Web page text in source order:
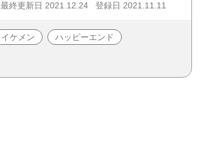
最終更新日 2021.12.24 登録日 2021.11.11
イケメン ハッピーエンド